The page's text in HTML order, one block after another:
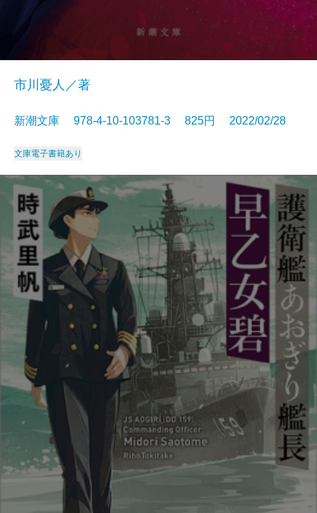
市川憂人／著
新潮文庫 978-4-10-103781-3 825円 2022/02/28
文庫電子書籍あり